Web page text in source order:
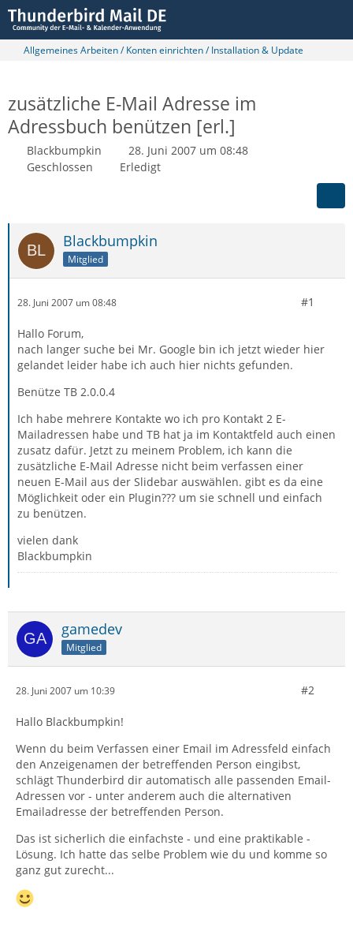
Allgemeines Arbeiten / Konten einrichten / Installation & Update
zusätzliche E-Mail Adresse im
Adressbuch benützen [erl.]
Blackbumpkin
28. Juni 2007 um 08:48
Geschlossen
Erledigt
Blackbumpkin
Mitglied
28. Juni 2007 um 08:48 #1
Hallo Forum,
nach langer suche bei Mr. Google bin ich jetzt wieder hier
gelandet leider habe ich auch hier nichts gefunden.
Benütze TB 2.0.0.4
Ich habe mehrere Kontakte wo ich pro Kontakt 2 E-
Mailadressen habe und TB hat ja im Kontaktfeld auch einen
zusatz dafür. Jetzt zu meinem Problem, ich kann die
zusätzliche E-Mail Adresse nicht beim verfassen einer
neuen E-Mail aus der Slidebar auswählen. gibt es da eine
Möglichkeit oder ein Plugin??? um sie schnell und einfach
zu benützen.
vielen dank
Blackbumpkin
gamedev
Mitglied
28. Juni 2007 um 10:39 #2
Hallo Blackbumpkin!
Wenn du beim Verfassen einer Email im Adressfeld einfach
den Anzeigenamen der betreffenden Person eingibst,
schlägt Thunderbird dir automatisch alle passenden Email-
Adressen vor - unter anderem auch die alternativen
Emailadresse der betreffenden Person.
Das ist sicherlich die einfachste - und eine praktikable -
Lösung. Ich hatte das selbe Problem wie du und komme so
ganz gut zurecht...